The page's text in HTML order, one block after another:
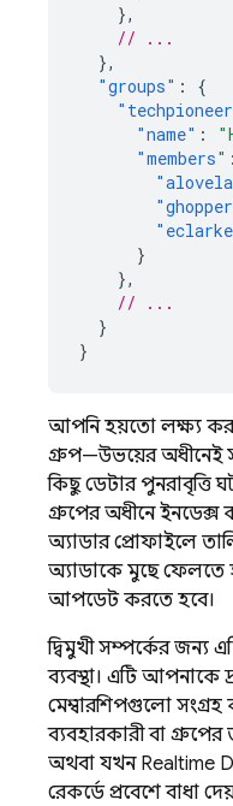
},
// ...
},
"groups" :
{
"name" :
"members" :
}
},
// ...
}
}
আপনি হয়তো লক্ষ্য
গ্রুপ—উভয়ের অধীনেই
কিছু ডেটার পুনরাবৃত্তি
গ্রুপের অধীনে
অ্যাডার প্রোফাইলে
অ্যাডাকে মুছে ফেলতে
আপডেট করতে হবে।
দ্বিমুখী সম্পর্কের জন্য
ব্যবস্থা। এটি আপনাকে
মেম্বারশিপগুলো
ব্যবহারকারী বা
অথবা যখন Realtime
রেকর্ডে প্রবেশে বাধা